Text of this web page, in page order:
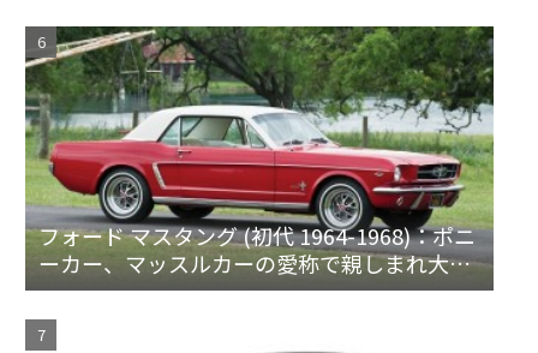
フォード マスタング (初代 1964-1968)：ポニ
ーカー、マッスルカーの愛称で親しまれ大ヒ
ット